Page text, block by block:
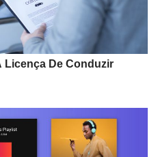
Licença De Conduzir